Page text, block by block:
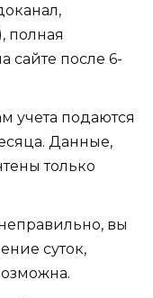
полная
сайте после 6-
учета подаются
Данные,
только
вы
суток,